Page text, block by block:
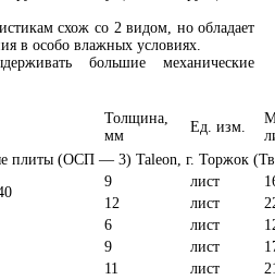
схож со 2 видом, но обладает
в особо влажных условиях.
большие механические
Толщина,
мм
Ед. изм.
плиты (ОСП — 3) Taleon, г. Торжок
9 лист
12
лист
6 лист
9
лист
11
лист